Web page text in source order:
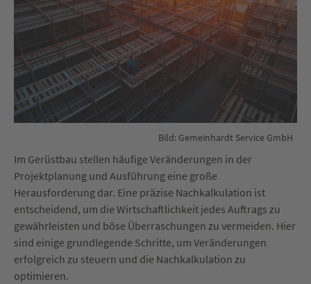
Bild: Gemeinhardt Service GmbH
Im Gerüstbau stellen häufige Veränderungen in der
Projektplanung und Ausführung eine große
Herausforderung dar. Eine präzise Nachkalkulation ist
entscheidend, um die Wirtschaftlichkeit jedes Auftrags zu
gewährleisten und böse Überraschungen zu vermeiden. Hier
sind einige grundlegende Schritte, um Veränderungen
erfolgreich zu steuern und die Nachkalkulation zu
optimieren.